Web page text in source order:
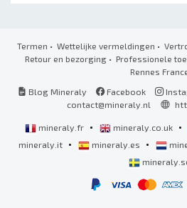
Termen • Wettelijke vermeldingen •
Retour en bezorging• Professionele
Rennes
Blog Mineraly
Facebook
contact@mineraly.nl
mineraly.fr • mineraly.co.uk •
mineraly.it • mineraly.es •